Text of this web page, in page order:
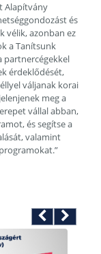
Alapítvány
és
vélik, azonban ez
a Tanítsunk
partnercégekkel
érdeklődését,
váljanak korai
meg a
vállal abban,
és segítse a
valamint